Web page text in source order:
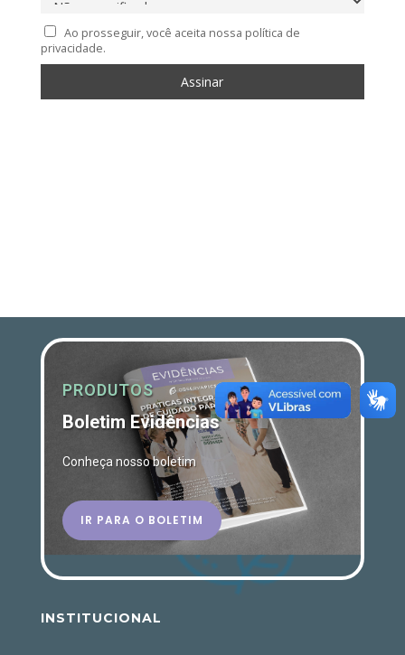
Ao prosseguir, você aceita nossa política de
privacidade.
PRODUTOS
Boletim Evidências
Conheça nosso boletim
IR PARA O BOLETIM
INSTITUCIONAL